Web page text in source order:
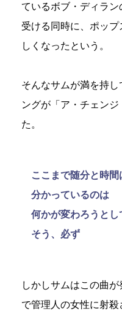
ているボブ・ディラ
受ける同時に、ポッ
しくなったという。
そんなサムが満を持
ングが「ア・チェン
た。
ここまで随分と時
分かっているのは
何かが変わろうと
そう、必ず
しかしサムはこの曲
で管理人の女性に射